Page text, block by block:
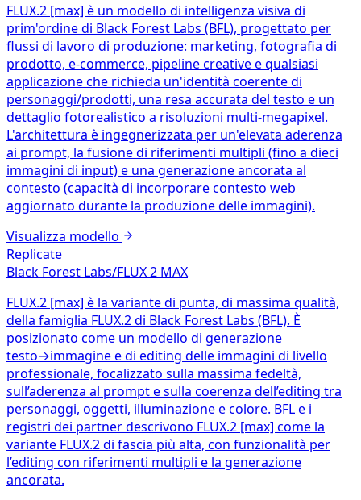
FLUX.2 [max] è un modello di intelligenza visiva di
prim'ordine di Black Forest Labs (BFL), progettato per
flussi di lavoro di produzione: marketing, fotografia di
prodotto, e-commerce, pipeline creative e qualsiasi
applicazione che richieda un'identità coerente di
personaggi/prodotti, una resa accurata del testo e un
dettaglio fotorealistico a risoluzioni multi-megapixel.
L'architettura è ingegnerizzata per un'elevata aderenza
ai prompt, la fusione di riferimenti multipli (fino a dieci
immagini di input) e una generazione ancorata al
contesto (capacità di incorporare contesto web
aggiornato durante la produzione delle immagini).
Visualizza modello
Replicate
Black Forest Labs/FLUX 2 MAX
FLUX.2 [max] è la variante di punta, di massima qualità,
della famiglia FLUX.2 di Black Forest Labs (BFL). È
posizionato come un modello di generazione
testo→immagine e di editing delle immagini di livello
professionale, focalizzato sulla massima fedeltà,
sull’aderenza al prompt e sulla coerenza dell’editing tra
personaggi, oggetti, illuminazione e colore. BFL e i
registri dei partner descrivono FLUX.2 [max] come la
variante FLUX.2 di fascia più alta, con funzionalità per
l’editing con riferimenti multipli e la generazione
ancorata.